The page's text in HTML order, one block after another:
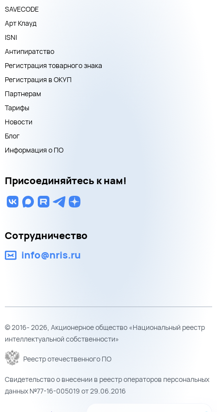
SAVECODE
Арт Клауд
ISNI
Антипиратство
Регистрация товарного знака
Регистрация в ОКУП
Партнерам
Тарифы
Новости
Блог
Информация о ПО
Присоединяйтесь к нам!
Сотрудничество
info@nris.ru
© 2016- 2026, Акционерное общество «Национальный реестр
интеллектуальной собственности»
Реестр отечественного ПО
Свидетельство о внесении в реестр операторов персональных
данных №77-16-005019 от 29.06.2016